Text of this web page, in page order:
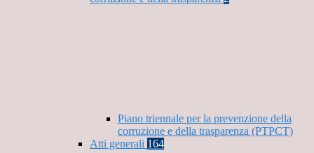
Piano triennale per la prevenzione della
corruzione e della trasparenza (PTPCT)
Atti generali 164